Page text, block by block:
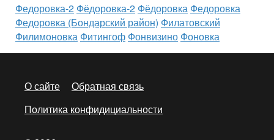
Федоровка-2 Фёдоровка-2 Фёдоровка Федоровка
Федоровка (Бондарский район) Филатовский
Филимоновка Фитингоф Фонвизино Фоновка
О сайте
Обратная связь
Политика конфидициальности